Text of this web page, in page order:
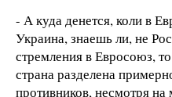
- А куда денется, коли в
Украина, знаешь ли, не
стремления в Евросоюз,
страна разделена
противников, несмотря